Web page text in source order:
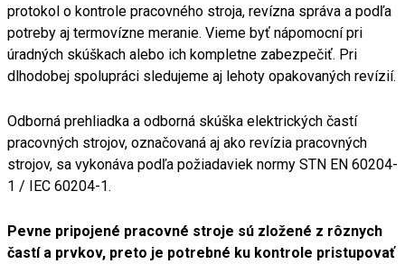
protokol o kontrole pracovného stroja, revízna správa a podľa
potreby aj termovízne meranie. Vieme byť nápomocní pri
úradných skúškach alebo ich kompletne zabezpečiť. Pri
dlhodobej spolupráci sledujeme aj lehoty opakovaných revízií.
Odborná prehliadka a odborná skúška elektrických častí
pracovných strojov, označovaná aj ako revízia pracovných
strojov, sa vykonáva podľa požiadaviek normy STN EN 60204-
1 / IEC 60204-1.
Pevne pripojené pracovné stroje sú zložené z rôznych
častí a prvkov, preto je potrebné ku kontrole pristupovať